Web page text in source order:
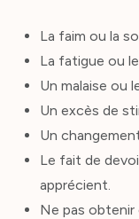
La faim ou la
La fatigue ou
Un malaise ou
Un excès de
Un
Le fait de
apprécient.
Ne pas obtenir